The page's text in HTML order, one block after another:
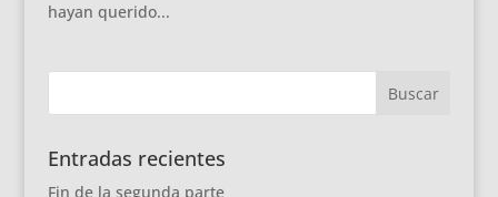
hayan querido...
Entradas recientes
Fin de la segunda parte